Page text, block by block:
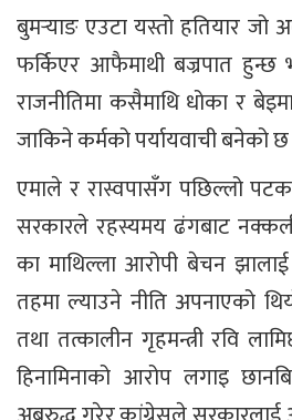
बुमर्‍याङ एउटा यस्तो हतियार जो
फर्किएर आफैमाथी बज्रपात हुन्छ
राजनीतिमा कसैमाथि धोका र
जाकिने कर्मको पर्यायवाची बनेको
एमाले र रास्वपासँग पछिल्लो
सरकारले रहस्यमय ढंगबाट
का माथिल्ला आरोपी बेचन
तहमा ल्याउने नीति अपनाएको
तथा तत्कालीन गृहमन्त्री रवि
हिनामिनाको आरोप लगाइ